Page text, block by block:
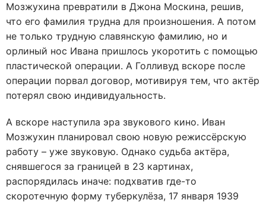
Мозжухина превратили в Джона Москина, решив,
что его фамилия трудна для произношения. А потом
не только трудную славянскую фамилию, но и
орлиный нос Ивана пришлось укоротить с помощью
пластической операции. А Голливуд вскоре после
операции порвал договор, мотивируя тем, что актёр
потерял свою индивидуальность.
А вскоре наступила эра звукового кино. Иван
Мозжухин планировал свою новую режиссёрскую
работу – уже звуковую. Однако судьба актёра,
снявшегося за границей в 23 картинах,
распорядилась иначе: подхватив где-то
скоротечную форму туберкулёза, 17 января 1939